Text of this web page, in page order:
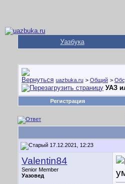
Уазбука
uazbuka.ru > Общий >
УАЗ
Регистрация
17.12.2021, 12:23
Valentin84
Senior Member
Уазовед